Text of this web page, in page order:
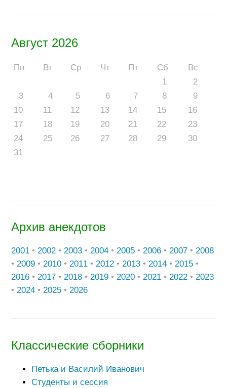
Август 2026
Пн Вт Ср Чт Пт Сб
Вс
1
2
3
4 5 6 7 8
9
10
11 12 13 14 15
16
17
18 19 20 21 22
23
24
25 26 27 28 29
30
31
Архив анекдотов
2001 • 2002 • 2003 • 2004 • 2005 • 2006 • 2007 • 2008
• 2009 • 2010 • 2011 • 2012 • 2013 • 2014 • 2015 •
2016 • 2017 • 2018 • 2019 • 2020 • 2021 • 2022 • 2023
• 2024 • 2025 • 2026
Классические сборники
Петька и Василий Иванович
Студенты и сессия